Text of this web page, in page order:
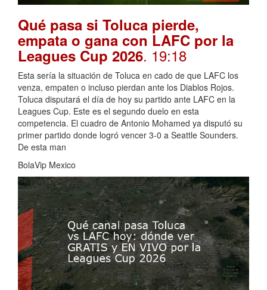
Qué pasa si Toluca pierde,
empata o gana con LAFC por la
Leagues Cup 2026. 19:18
Esta sería la situación de Toluca en cado de que LAFC los
venza, empaten o incluso pierdan ante los Diablos Rojos.
Toluca disputará el día de hoy su partido ante LAFC en la
Leagues Cup. Este es el segundo duelo en esta
competencia. El cuadro de Antonio Mohamed ya disputó su
primer partido donde logró vencer 3-0 a Seattle Sounders.
De esta man
BolaVip Mexico